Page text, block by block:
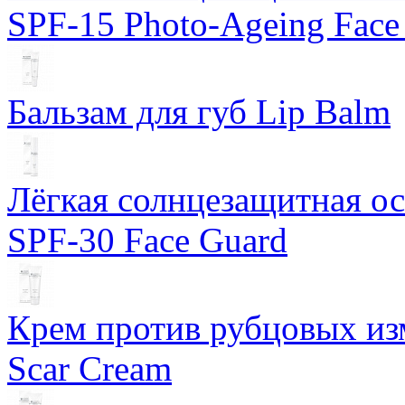
SPF-15 Photo-Ageing
Бальзам для губ Lip Balm
Лёгкая солнцезащитная
SPF-30 Face Guard
Крем против рубцовых
Scar Cream